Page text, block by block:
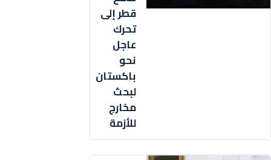
قطر إلى
تحرك
عاجل
نحو
باكستان
لبحث
مخارج
للأزمة